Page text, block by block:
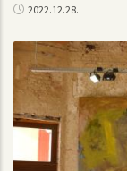
2022.12.28.